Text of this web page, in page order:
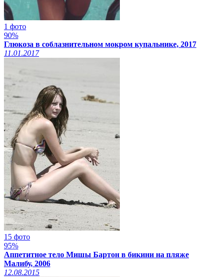
1 фото
90%
Глюкоза в соблазнительном мокром купальнике, 2017
11.01.2017
15 фото
95%
Аппетитное тело Мишы Бартон в бикини на пляже
Малибу, 2006
12.08.2015